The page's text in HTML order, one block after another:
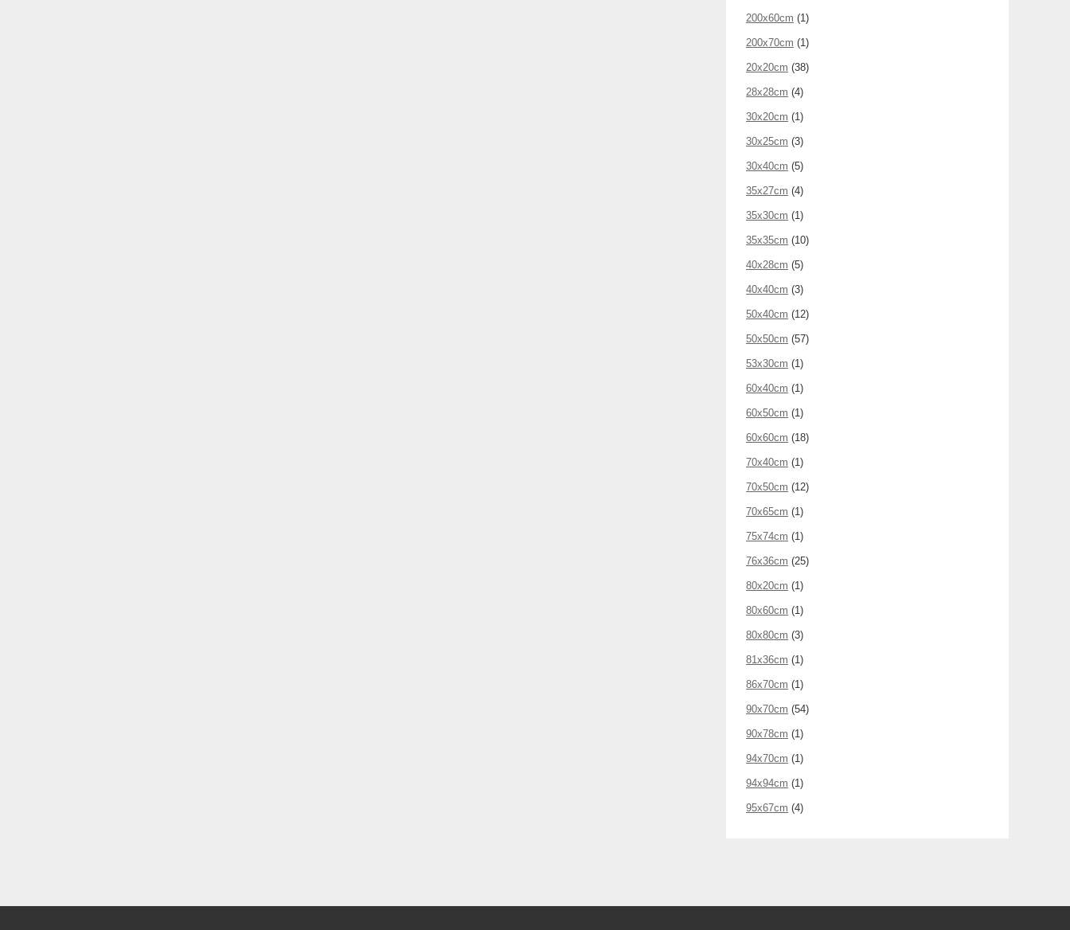
200x60cm (1)
200x70cm (1)
20x20cm (38)
28x28cm (4)
30x20cm (1)
30x25cm (3)
30x40cm (5)
35x27cm (4)
35x30cm (1)
35x35cm (10)
40x28cm (5)
40x40cm (3)
50x40cm (12)
50x50cm (57)
53x30cm (1)
60x40cm (1)
60x50cm (1)
60x60cm (18)
70x40cm (1)
70x50cm (12)
70x65cm (1)
75x74cm (1)
76x36cm (25)
80x20cm (1)
80x60cm (1)
80x80cm (3)
81x36cm (1)
86x70cm (1)
90x70cm (54)
90x78cm (1)
94x70cm (1)
94x94cm (1)
95x67cm (4)